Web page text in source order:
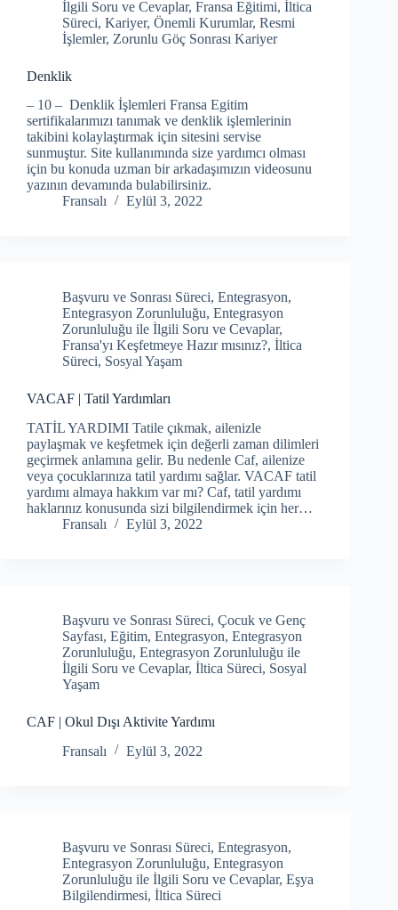
İlgili Soru ve Cevaplar, Fransa Eğitimi, İltica
Süreci, Kariyer, Önemli Kurumlar, Resmi
İşlemler, Zorunlu Göç Sonrası Kariyer
Denklik
– 10 – Denklik İşlemleri Fransa Egitim
sertifikalarımızı tanımak ve denklik işlemlerinin
takibini kolaylaştırmak için sitesini servise
sunmuştur. Site kullanımında size yardımcı olması
için bu konuda uzman bir arkadaşımızın videosunu
yazının devamında bulabilirsiniz.
Fransalı
Eylül 3, 2022
Başvuru ve Sonrası Süreci, Entegrasyon,
Entegrasyon Zorunluluğu, Entegrasyon
Zorunluluğu ile İlgili Soru ve Cevaplar,
Fransa'yı Keşfetmeye Hazır mısınız?, İltica
Süreci, Sosyal Yaşam
VACAF | Tatil Yardımları
TATİL YARDIMI Tatile çıkmak, ailenizle
paylaşmak ve keşfetmek için değerli zaman dilimleri
geçirmek anlamına gelir. Bu nedenle Caf, ailenize
veya çocuklarınıza tatil yardımı sağlar. VACAF tatil
yardımı almaya hakkım var mı? Caf, tatil yardımı
haklarınız konusunda sizi bilgilendirmek için her…
Fransalı
Eylül 3, 2022
Başvuru ve Sonrası Süreci, Çocuk ve Genç
Sayfası, Eğitim, Entegrasyon, Entegrasyon
Zorunluluğu, Entegrasyon Zorunluluğu ile
İlgili Soru ve Cevaplar, İltica Süreci, Sosyal
Yaşam
CAF | Okul Dışı Aktivite Yardımı
Fransalı
Eylül 3, 2022
Başvuru ve Sonrası Süreci, Entegrasyon,
Entegrasyon Zorunluluğu, Entegrasyon
Zorunluluğu ile İlgili Soru ve Cevaplar, Eşya
Bilgilendirmesi, İltica Süreci